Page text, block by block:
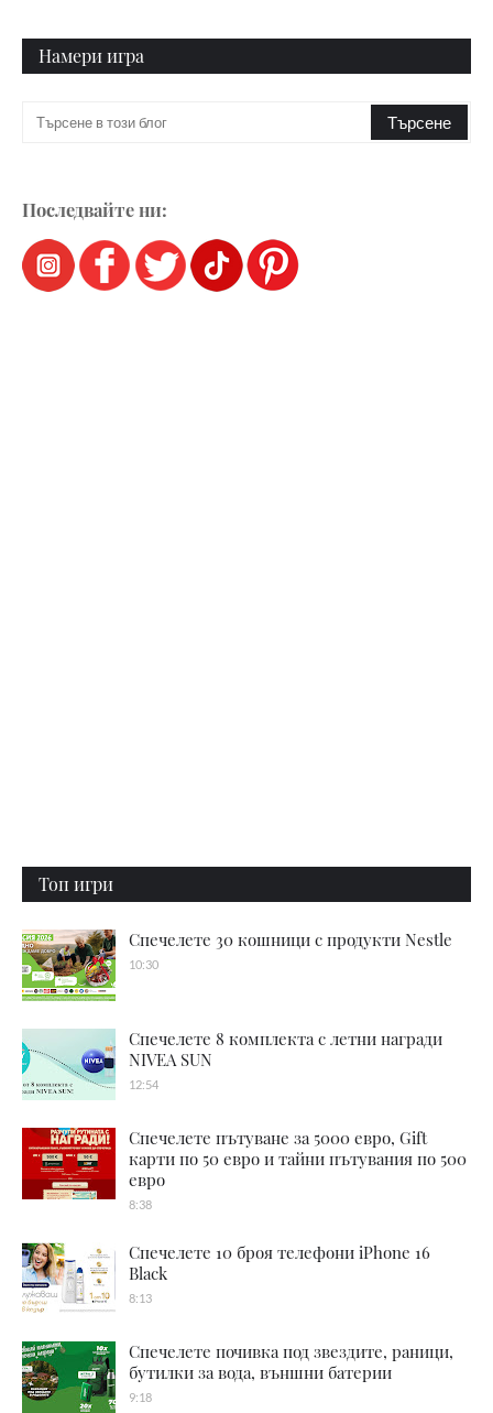
Намери игра
Последвайте ни:
Топ игри
Спечелете 30 кошници с продукти Nestle
10:30
Спечелете 8 комплекта с летни награди
NIVEA SUN
12:54
Спечелете пътуване за 5000 евро, Gift
карти по 50 евро и тайни пътувания по 500
евро
8:38
Спечелете 10 броя телефони iPhone 16
Black
8:13
Спечелете почивка под звездите, раници,
бутилки за вода, външни батерии
9:18